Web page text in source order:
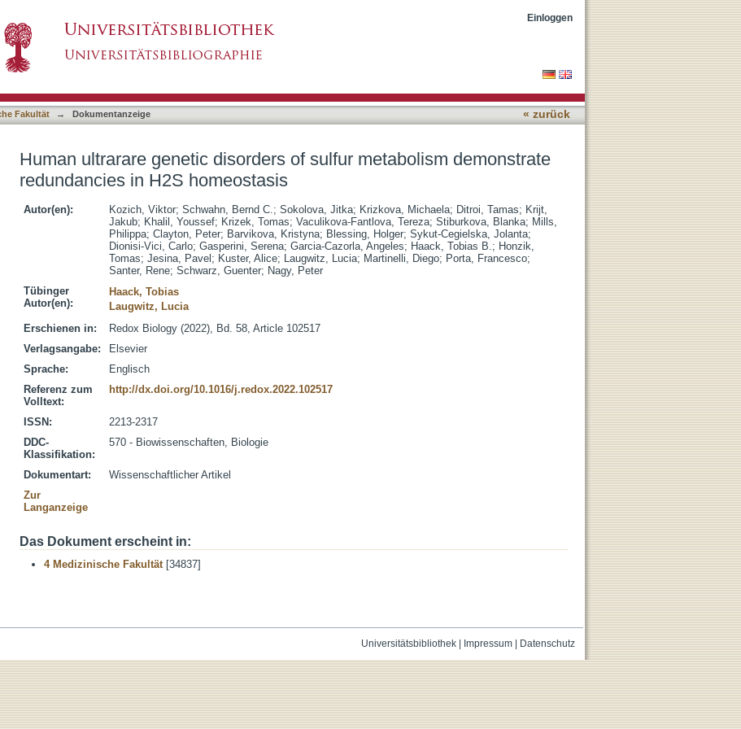
Einloggen
Fakultät → Dokumentanzeige « zurück
Human ultrarare genetic disorders of sulfur metabolism demonstrate
redundancies in H2S homeostasis
Autor(en): Kozich, Viktor; Schwahn, Bernd C.; Sokolova, Jitka; Krizkova, Michaela; Ditroi, Tamas; Krijt,
Jakub; Khalil, Youssef; Krizek, Tomas; Vaculikova-Fantlova, Tereza; Stiburkova, Blanka; Mills,
Philippa; Clayton, Peter; Barvikova, Kristyna; Blessing, Holger; Sykut-Cegielska, Jolanta;
Dionisi-Vici, Carlo; Gasperini, Serena; Garcia-Cazorla, Angeles; Haack, Tobias B.; Honzik,
Tomas; Jesina, Pavel ; Kuster, Alice; Laugwitz, Lucia; Martinelli, Diego; Porta, Francesco;
Santer, Rene; Schwarz, Guenter; Nagy, Peter
Tübinger
Autor(en):
Haack, Tobias
Laugwitz, Lucia
Erschienen in:
Redox Biology (2022), Bd. 58, Article 102517
Verlagsangabe:
Elsevier
Sprache:
Englisch
Referenz zum
Volltext:
http://dx.doi.org/10.1016/j.redox.2022.102517
ISSN:
2213-2317
DDC-
Klassifikation:
570 - Biowissenschaften, Biologie
Dokumentart:
Wissenschaftlicher Artikel
Zur
Langanzeige
Das Dokument erscheint in:
4 Medizinische Fakultät[34837]
Universitätsbibliothek| Impressum| Datenschutz